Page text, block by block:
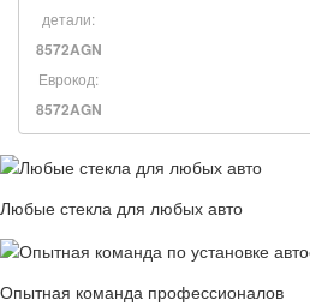
детали:
8572AGN
Еврокод:
8572AGN
Любые стекла для любых авто
Опытная команда профессионалов